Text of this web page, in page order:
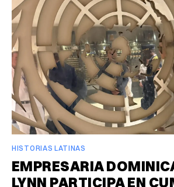
HISTORIAS LATINAS
EMPRESARIA
LYNN PARTICIPA EN